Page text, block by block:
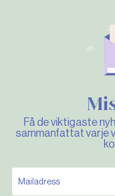
Få de viktigaste
sammanfattat varje